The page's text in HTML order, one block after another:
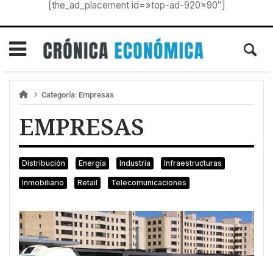
[the_ad_placement id=»top-ad-920×90″]
Categoría: Empresas
EMPRESAS
Distribución Energía Industria Infraestructuras
Inmobiliario Retail Telecomunicaciones